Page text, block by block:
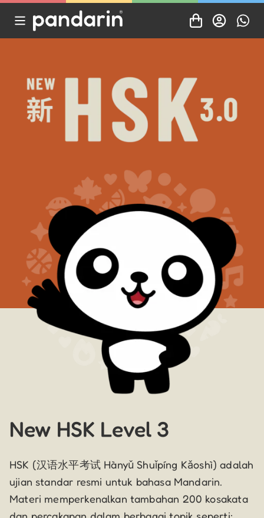
New HSK Level 3
HSK (汉语水平考试 Hànyǔ Shuǐpíng Kǎoshì) adalah
ujian standar resmi untuk bahasa Mandarin.
Materi memperkenalkan tambahan 200 kosakata